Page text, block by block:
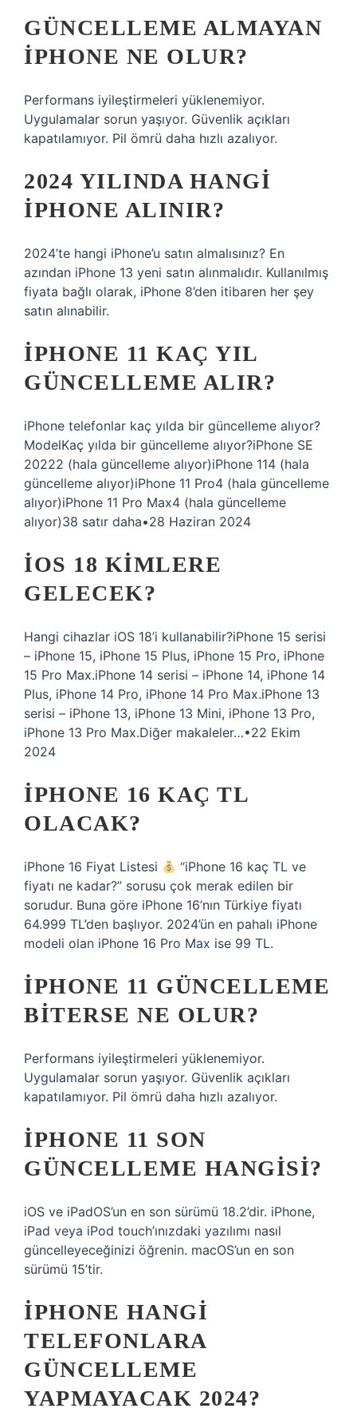
GÜNCELLEME ALMAYAN
IPHONE NE OLUR?
Performans iyileştirmeleri yüklenemiyor.
Uygulamalar sorun yaşıyor. Güvenlik açıkları
kapatılamıyor. Pil ömrü daha hızlı azalıyor.
2024 YILINDA HANGI
IPHONE ALINIR?
2024’te hangi iPhone’u satın almalısınız? En
azından iPhone 13 yeni satın alınmalıdır. Kullanılmış
fiyata bağlı olarak, iPhone 8’den itibaren her şey
satın alınabilir.
IPHONE 11 KAÇ YIL
GÜNCELLEME ALIR?
iPhone telefonlar kaç yılda bir güncelleme alıyor?
ModelKaç yılda bir güncelleme alıyor?iPhone SE
20222 (hala güncelleme alıyor)iPhone 114 (hala
güncelleme alıyor)iPhone 11 Pro4 (hala güncelleme
alıyor)iPhone 11 Pro Max4 (hala güncelleme
alıyor)38 satır daha•28 Haziran 2024
IOS 18 KIMLERE
GELECEK?
Hangi cihazlar iOS 18’i kullanabilir?iPhone 15 serisi
– iPhone 15, iPhone 15 Plus, iPhone 15 Pro, iPhone
15 Pro Max.iPhone 14 serisi – iPhone 14, iPhone 14
Plus, iPhone 14 Pro, iPhone 14 Pro Max.iPhone 13
serisi – iPhone 13, iPhone 13 Mini, iPhone 13 Pro,
iPhone 13 Pro Max.Diğer makaleler…•22 Ekim
2024
IPHONE 16 KAÇ TL
OLACAK?
iPhone 16 Fiyat Listesi
“iPhone 16 kaç TL ve
fiyatı ne kadar?” sorusu çok merak edilen bir
sorudur. Buna göre iPhone 16’nın Türkiye fiyatı
64.999 TL’den başlıyor. 2024’ün en pahalı iPhone
modeli olan iPhone 16 Pro Max ise 99 TL.
IPHONE 11 GÜNCELLEME
BITERSE NE OLUR?
Performans iyileştirmeleri yüklenemiyor.
Uygulamalar sorun yaşıyor. Güvenlik açıkları
kapatılamıyor. Pil ömrü daha hızlı azalıyor.
IPHONE 11 SON
GÜNCELLEME HANGISI?
iOS ve iPadOS’un en son sürümü 18.2’dir. iPhone,
iPad veya iPod touch’ınızdaki yazılımı nasıl
güncelleyeceğinizi öğrenin. macOS’un en son
sürümü 15’tir.
IPHONE HANGI
TELEFONLARA
GÜNCELLEME
YAPMAYACAK 2024?